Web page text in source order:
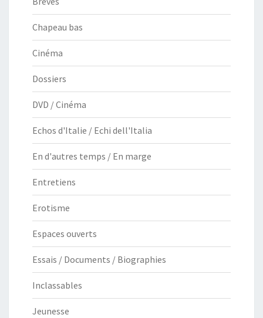
Chapeau bas
Cinéma
Dossiers
DVD / Cinéma
Echos d'Italie / Echi dell'Italia
En d'autres temps / En marge
Entretiens
Erotisme
Espaces ouverts
Essais / Documents / Biographies
Inclassables
Jeunesse